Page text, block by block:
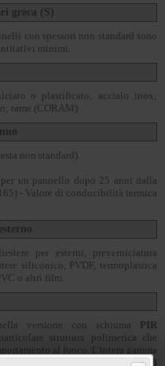
greca (S)
con spessori non standard sono
minimi.
o plastificato; acciaio inox;
rame (CORAM)
non standard).
un pannello dopo 25 anni dalla
- Valore di conducibilità termica
per esterni, preverniciatura
siliconico, PVDF, termoplastica
o altri film.
versione con schiuma PIR
struttura polimerica che
al fuoco. L'intera gamma
presso ilCSTB